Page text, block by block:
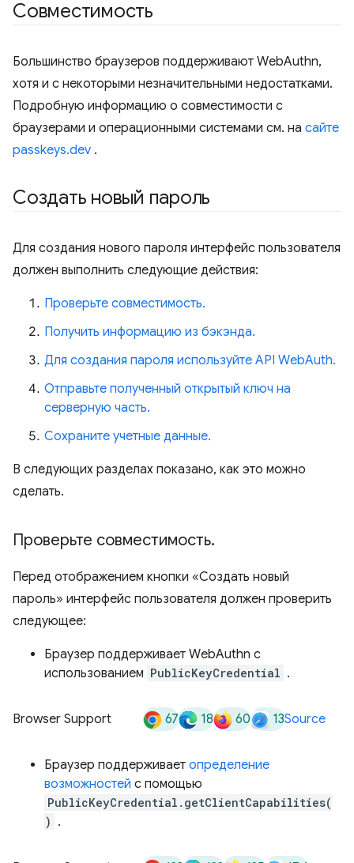
Совместимость
Большинство браузеров поддерживают WebAuthn,
хотя и с некоторыми незначительными недостатками.
Подробную информацию о совместимости с
браузерами и операционными системами см. на сайте
passkeys.dev .
Создать новый пароль
Для создания нового пароля интерфейс пользователя
должен выполнить следующие действия:
Проверьте совместимость.
Получить информацию из бэкэнда.
Для создания пароля используйте API WebAuth.
Отправьте полученный открытый ключ на
серверную часть.
Сохраните учетные данные.
В следующих разделах показано, как это можно
сделать.
Проверьте совместимость.
Перед отображением кнопки «Создать новый
пароль» интерфейс пользователя должен проверить
следующее:
Браузер поддерживает WebAuthn с
использованием PublicKeyCredential .
Browser Support 67 18 60 13Source
Браузер поддерживает определение
возможностей с помощью
PublicKeyCredential.getClientCapabilities(
) .